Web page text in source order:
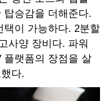
탑승감을 더해준다.
택이 가능하다. 2분할
사양 장비다. 파워
플랫폼의 장점을 살
다.